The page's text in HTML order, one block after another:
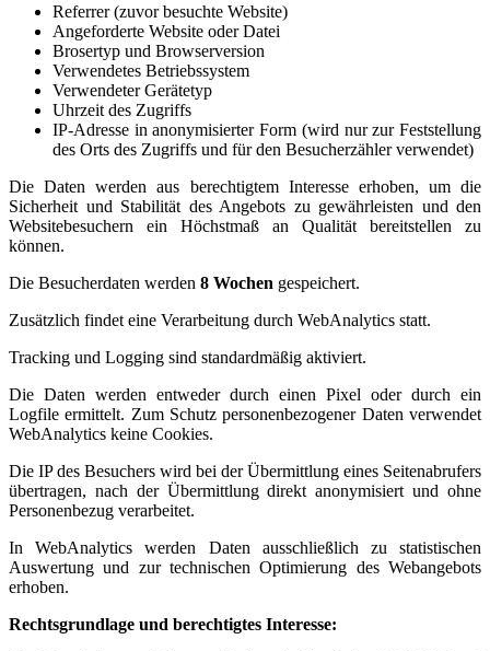
Referrer (zuvor besuchte Website)
Angeforderte Website oder Datei
Brosertyp und Browserversion
Verwendetes Betriebssystem
Verwendeter Gerätetyp
Uhrzeit des Zugriffs
IP-Adresse in anonymisierter Form (wird nur zur Feststellung
des Orts des Zugriffs und für den Besucherzähler verwendet)
Die Daten werden aus berechtigtem Interesse erhoben, um die
Sicherheit und Stabilität des Angebots zu gewährleisten und den
Websitebesuchern ein Höchstmaß an Qualität bereitstellen zu
können.
Die Besucherdaten werden 8 Wochen gespeichert.
Zusätzlich findet eine Verarbeitung durch WebAnalytics statt.
Tracking und Logging sind standardmäßig aktiviert.
Die Daten werden entweder durch einen Pixel oder durch ein
Logfile ermittelt. Zum Schutz personenbezogener Daten verwendet
WebAnalytics keine Cookies.
Die IP des Besuchers wird bei der Übermittlung eines Seitenabrufers
übertragen, nach der Übermittlung direkt anonymisiert und ohne
Personenbezug verarbeitet.
In WebAnalytics werden Daten ausschließlich zu statistischen
Auswertung und zur technischen Optimierung des Webangebots
erhoben.
Rechtsgrundlage und berechtigtes Interesse: